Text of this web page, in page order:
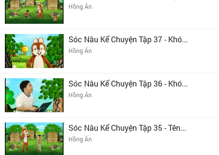
Hồng Ân
Sóc Nâu Kể Chuyện Tập 37 - Khó...
Hồng Ân
Sóc Nâu Kể Chuyện Tập 36 - Khó...
Hồng Ân
Sóc Nâu Kể Chuyện Tập 35 - Tên...
Hồng Ân